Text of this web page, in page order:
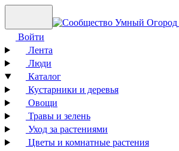
Войти
Лента
Люди
Каталог
Кустарники и деревья
Овощи
Травы и зелень
Уход за растениями
Цветы и комнатные растения